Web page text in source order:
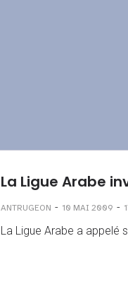
La Ligue Arabe
ANTRUGEON - 10 MAI 2009 -
La Ligue Arabe a appelé